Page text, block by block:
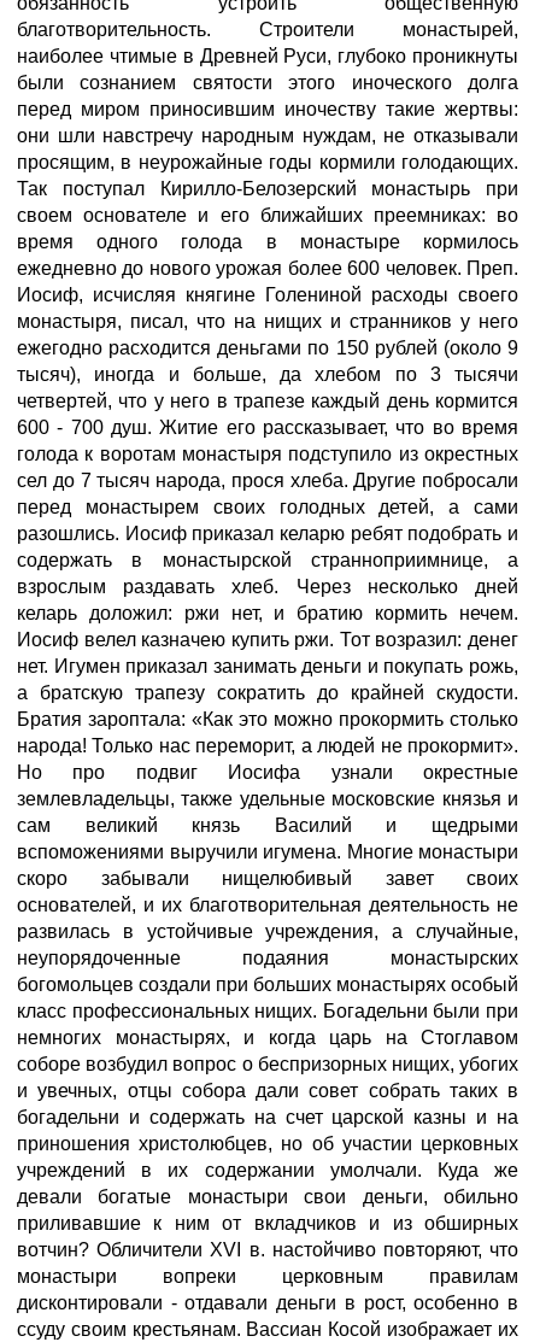
благотворительность. Строители монастырей,
наиболее чтимые в Древней Руси, глубоко проникнуты
были сознанием святости этого иноческого долга
перед миром приносившим иночеству такие жертвы:
они шли навстречу народным нуждам, не отказывали
просящим, в неурожайные годы кормили голодающих.
Так поступал Кирилло-Белозерский монастырь при
своем основателе и его ближайших преемниках: во
время одного голода в монастыре кормилось
ежедневно до нового урожая более 600 человек. Преп.
Иосиф, исчисляя княгине Голениной расходы своего
монастыря, писал, что на нищих и странников у него
ежегодно расходится деньгами по 150 рублей (около 9
тысяч), иногда и больше, да хлебом по 3 тысячи
четвертей, что у него в трапезе каждый день кормится
600 - 700 душ. Житие его рассказывает, что во время
голода к воротам монастыря подступило из окрестных
сел до 7 тысяч народа, прося хлеба. Другие побросали
перед монастырем своих голодных детей, а сами
разошлись. Иосиф приказал келарю ребят подобрать и
содержать в монастырской странноприимнице, а
взрослым раздавать хлеб. Через несколько дней
келарь доложил: ржи нет, и братию кормить нечем.
Иосиф велел казначею купить ржи. Тот возразил: денег
нет. Игумен приказал занимать деньги и покупать рожь,
а братскую трапезу сократить до крайней скудости.
Братия зароптала: «Как это можно прокормить столько
народа! Только нас переморит, а людей не прокормит».
Но про подвиг Иосифа узнали окрестные
землевладельцы, также удельные московские князья и
сам великий князь Василий и щедрыми
вспоможениями выручили игумена. Многие монастыри
скоро забывали нищелюбивый завет своих
основателей, и их благотворительная деятельность не
развилась в устойчивые учреждения, а случайные,
неупорядоченные подаяния монастырских
богомольцев создали при больших монастырях особый
класс профессиональных нищих. Богадельни были при
немногих монастырях, и когда царь на Стоглавом
соборе возбудил вопрос о беспризорных нищих, убогих
и увечных, отцы собора дали совет собрать таких в
богадельни и содержать на счет царской казны и на
приношения христолюбцев, но об участии церковных
учреждений в их содержании умолчали. Куда же
девали богатые монастыри свои деньги, обильно
приливавшие к ним от вкладчиков и из обширных
вотчин? Обличители XVI в. настойчиво повторяют, что
монастыри вопреки церковным правилам
дисконтировали - отдавали деньги в рост, особенно в
ссуду своим крестьянам. Вассиан Косой изображает их